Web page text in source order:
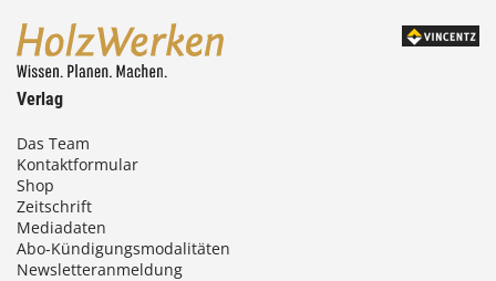
Verlag
Das Team
Kontaktformular
Shop
Zeitschrift
Mediadaten
Abo-Kündigungsmodalitäten
Newsletteranmeldung